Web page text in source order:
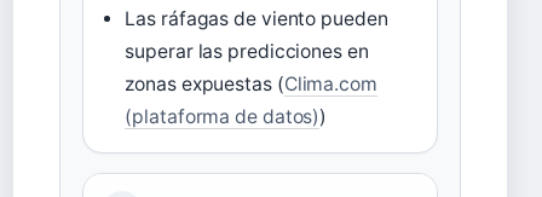
Las ráfagas de viento pueden
superar las predicciones en
zonas expuestas (Clima.com
(plataforma de datos))